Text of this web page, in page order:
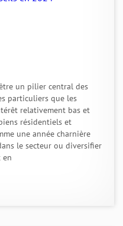
un pilier central des
particuliers que les
relativement bas et
résidentiels et
une année charnière
le secteur ou diversifier
en